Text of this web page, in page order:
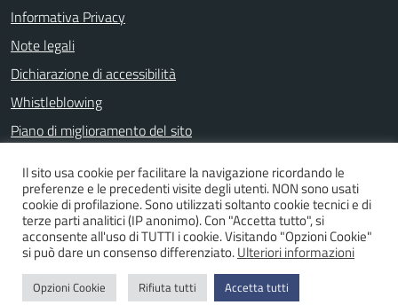
Informativa Privacy
Note legali
Dichiarazione di accessibilità
Whistleblowing
Piano di miglioramento del sito
SEGUICI SU
Facebook
Il sito usa cookie per facilitare la navigazione ricordando le
preferenze e le precedenti visite degli utenti. NON sono usati
cookie di profilazione. Sono utilizzati soltanto cookie tecnici e di
terze parti analitici (IP anonimo). Con "Accetta tutto", si
acconsente all'uso di TUTTI i cookie. Visitando "Opzioni Cookie"
si può dare un consenso differenziato.Ulteriori informazioni
Opzioni Cookie Rifiuta tutti Accetta tutti